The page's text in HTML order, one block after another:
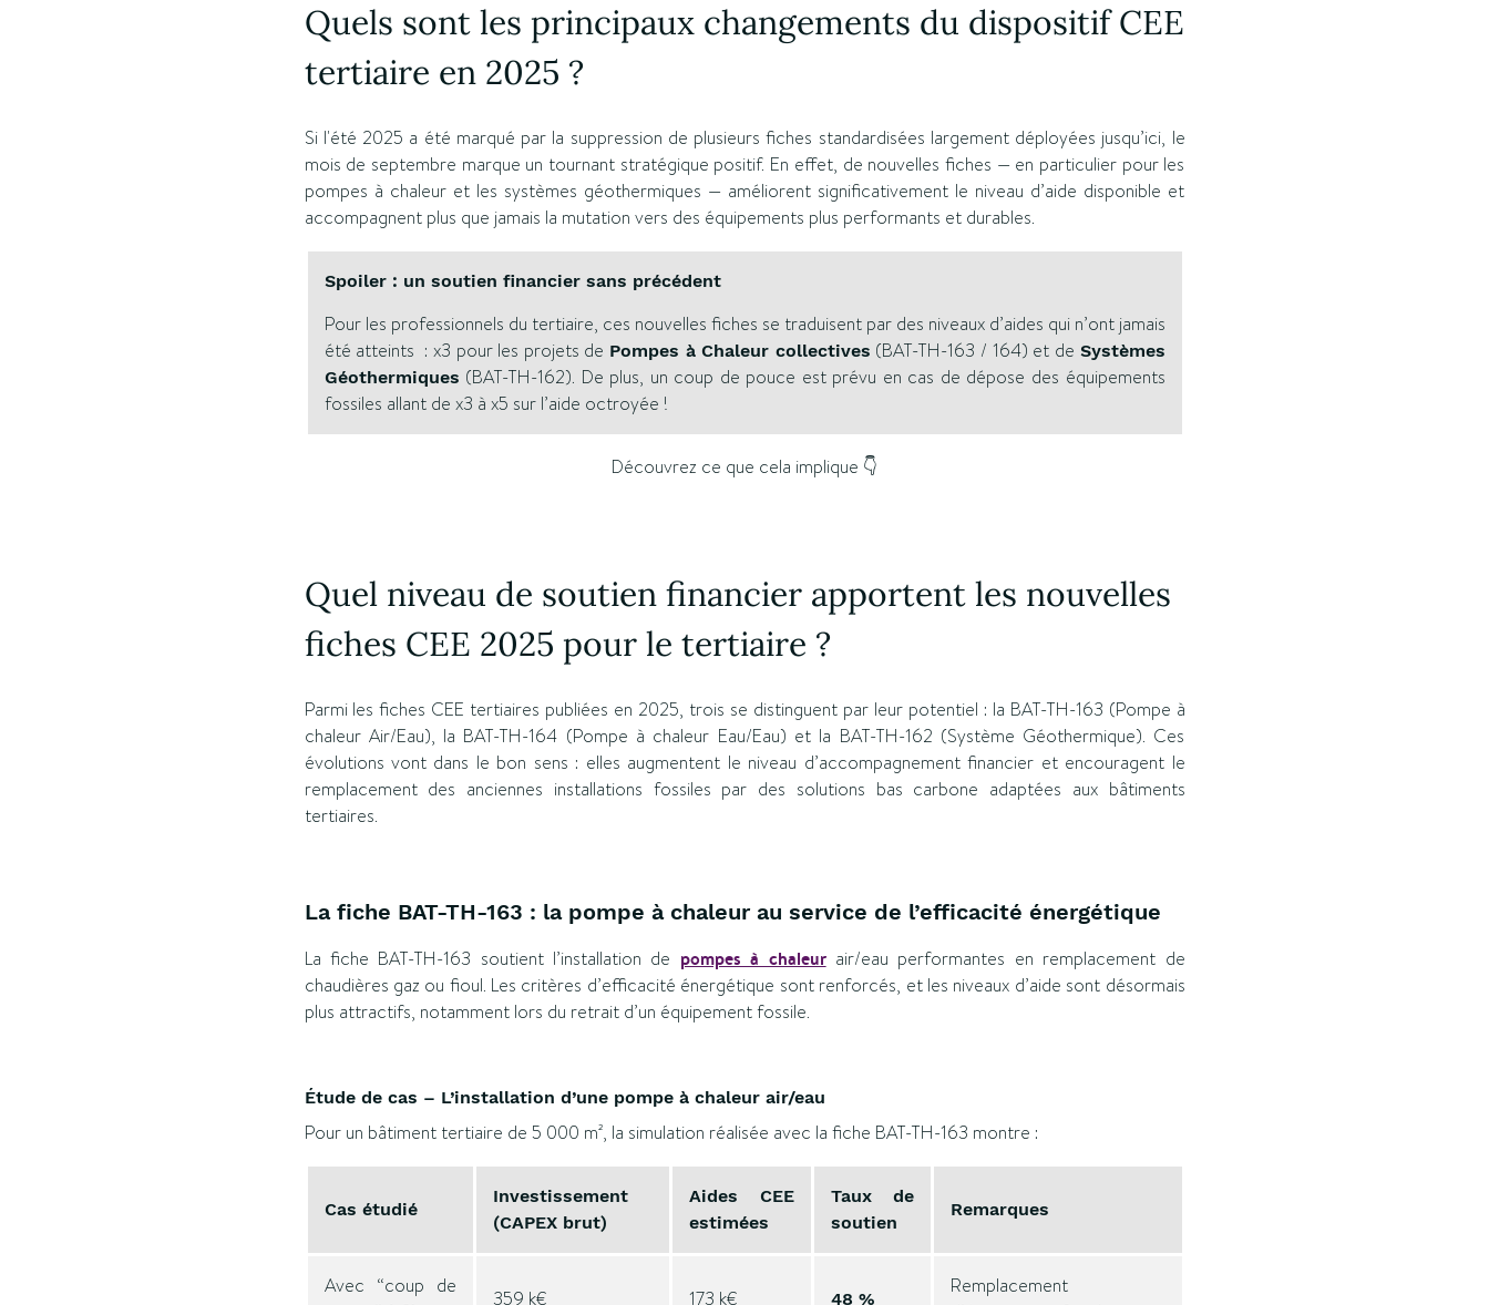
Quels sont les principaux changements du dispositif CEE
tertiaire en 2025 ?
Si l'été 2025 a été marqué par la suppression de plusieurs fiches standardisées largement déployées jusqu’ici, le
mois de septembre marque un tournant stratégique positif. En effet, de nouvelles fiches — en particulier pour les
pompes à chaleur et les systèmes géothermiques — améliorent significativement le niveau d’aide disponible et
accompagnent plus que jamais la mutation vers des équipements plus performants et durables.
Spoiler : un soutien financier sans précédent
Pour les professionnels du tertiaire, ces nouvelles fiches se traduisent par des niveaux d’aides qui n’ont jamais
été atteints : x3 pour les projets de Pompes à Chaleur collectives (BAT-TH-163 / 164) et de Systèmes
Géothermiques (BAT-TH-162). De plus, un coup de pouce est prévu en cas de dépose des équipements
fossiles allant de x3 à x5 sur l’aide octroyée !
Découvrez ce que cela implique 👇
Quel niveau de soutien financier apportent les nouvelles
fiches CEE 2025 pour le tertiaire ?
Parmi les fiches CEE tertiaires publiées en 2025, trois se distinguent par leur potentiel : la BAT-TH-163 (Pompe à
chaleur Air/Eau), la BAT-TH-164 (Pompe à chaleur Eau/Eau) et la BAT-TH-162 (Système Géothermique). Ces
évolutions vont dans le bon sens : elles augmentent le niveau d’accompagnement financier et encouragent le
remplacement des anciennes installations fossiles par des solutions bas carbone adaptées aux bâtiments
tertiaires.
La fiche BAT-TH-163 : la pompe à chaleur au service de l’efficacité énergétique
La fiche BAT-TH-163 soutient l’installation de pompes à chaleurair/eau performantes en remplacement de
chaudières gaz ou fioul. Les critères d’efficacité énergétique sont renforcés, et les niveaux d’aide sont désormais
plus attractifs, notamment lors du retrait d’un équipement fossile.
Étude de cas – L’installation d’une pompe à chaleur air/eau
Pour un bâtiment tertiaire de 5 000 m², la simulation réalisée avec la fiche BAT-TH-163 montre :
Cas étudié
Investissement
(CAPEX brut)
Aides CEE
estimées
Taux de
soutien
Remarques
Avec “coup de
359 k€ 173 k€ 48 %
Remplacement